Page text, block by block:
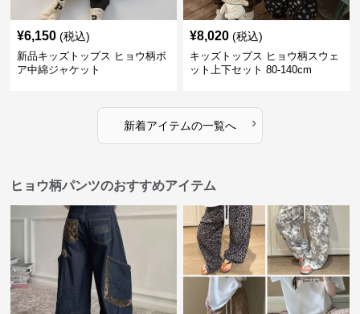
¥6,150 (税込)
新品キッズトップス ヒョウ柄ボ
ア中綿ジャケット
¥8,020 (税込)
キッズトップス ヒョウ柄スウェ
ット上下セット 80-140cm
新着アイテムの一覧へ ›
ヒョウ柄パンツのおすすめアイテム